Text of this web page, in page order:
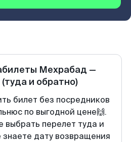
Мехрабад —
(туда и обратно)
билет без посредников
по выгодной цене🙌.
перелет туда и
дату возвращения